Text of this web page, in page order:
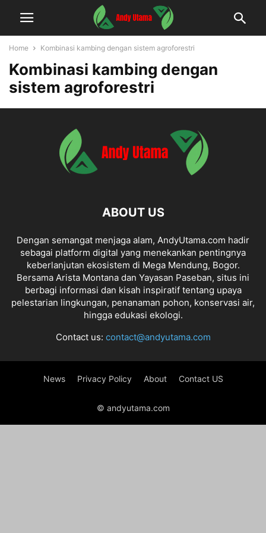
Home Kombinasi kambing dengan sistem agroforestri
Kombinasi kambing dengan
sistem agroforestri
ABOUT US
Dengan semangat menjaga alam, AndyUtama.com hadir
sebagai platform digital yang menekankan pentingnya
keberlanjutan ekosistem di Mega Mendung, Bogor.
Bersama Arista Montana dan Yayasan Paseban, situs ini
berbagi informasi dan kisah inspiratif tentang upaya
pelestarian lingkungan, penanaman pohon, konservasi air,
hingga edukasi ekologi.
Contact us: contact@andyutama.com
News Privacy Policy About Contact US
© andyutama.com